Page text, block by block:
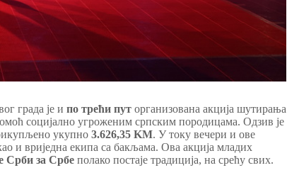
града је и по трећи пут организована акција шутирања
социјално угроженим српским породицама. Одзив је
укупно 3.626,35 KМ. У току вечери и ове
и вриједна екипа са бакљама. Ова акција младих
Срби за Србе полако постаје традиција, на срећу свих.